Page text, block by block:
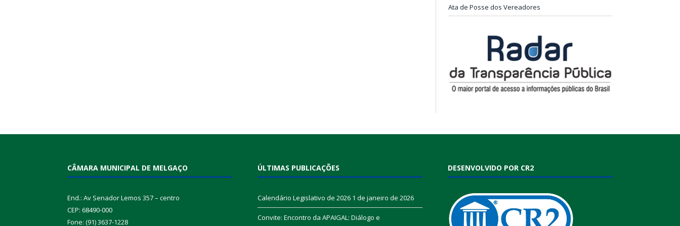
Ata de Posse dos Vereadores
CÂMARA MUNICIPAL DE MELGAÇO
End.: Av Senador Lemos 357 – centro
CEP: 68490-000
Fone: (91) 3637-1228
ÚLTIMAS PUBLICAÇÕES
Calendário Legislativo de 2026 1 de janeiro de 2026
Convite: Encontro da APAIGAL: Diálogo e
DESENVOLVIDO POR CR2